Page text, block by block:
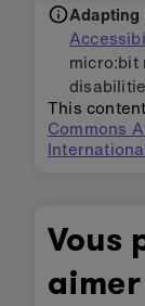
micro:bit
This
Commons
Vous
aimer